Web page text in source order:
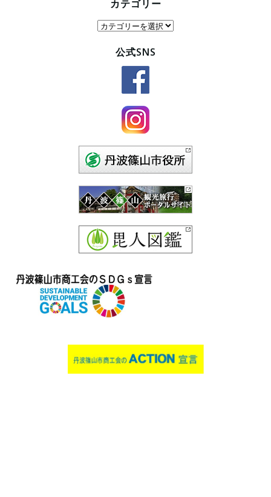
カテゴリー
カ
公式SNS